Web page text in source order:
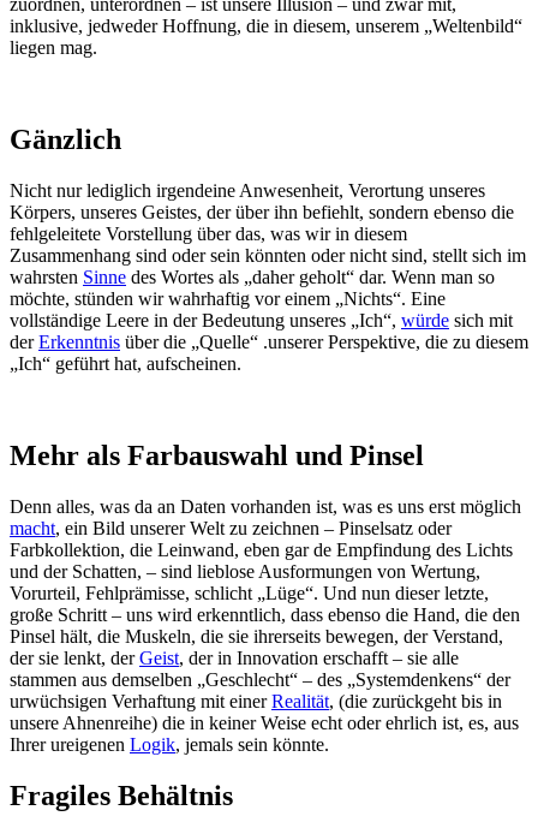
zuordnen, unterordnen – ist unsere Illusion – und zwar mit,
inklusive, jedweder Hoffnung, die in diesem, unserem „Weltenbild“
liegen mag.
Gänzlich
Nicht nur lediglich irgendeine Anwesenheit, Verortung unseres
Körpers, unseres Geistes, der über ihn befiehlt, sondern ebenso die
fehlgeleitete Vorstellung über das, was wir in diesem
Zusammenhang sind oder sein könnten oder nicht sind, stellt sich im
wahrsten Sinne des Wortes als „daher geholt“ dar. Wenn man so
möchte, stünden wir wahrhaftig vor einem „Nichts“. Eine
vollständige Leere in der Bedeutung unseres „Ich“, würde sich mit
derErkenntnis über die „Quelle“ .unserer Perspektive, die zu diesem
„Ich“ geführt hat, aufscheinen.
Mehr als Farbauswahl und Pinsel
Denn alles, was da an Daten vorhanden ist, was es uns erst möglich
macht, ein Bild unserer Welt zu zeichnen – Pinselsatz oder
Farbkollektion, die Leinwand, eben gar de Empfindung des Lichts
und der Schatten, – sind lieblose Ausformungen von Wertung,
Vorurteil, Fehlprämisse, schlicht „Lüge“. Und nun dieser letzte,
große Schritt – uns wird erkenntlich, dass ebenso die Hand, die den
Pinsel hält, die Muskeln, die sie ihrerseits bewegen, der Verstand,
der sie lenkt, derGeist, der in Innovation erschafft – sie alle
stammen aus demselben „Geschlecht“ – des „Systemdenkens“ der
urwüchsigen Verhaftung mit einerRealität, (die zurückgeht bis in
unsere Ahnenreihe) die in keiner Weise echt oder ehrlich ist, es, aus
Ihrer ureigenen Logik, jemals sein könnte.
Fragiles Behältnis